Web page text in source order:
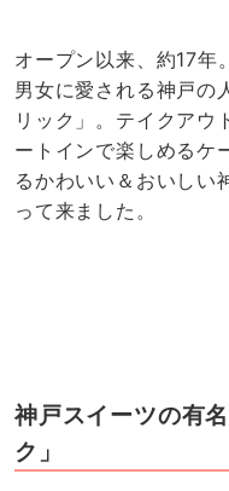
オープン以来、約17年
男女に愛される神戸の
リック」。テイクアウ
ートインで楽しめるケ
るかわいい＆おいしい
って来ました。
神戸スイーツの有
ク」